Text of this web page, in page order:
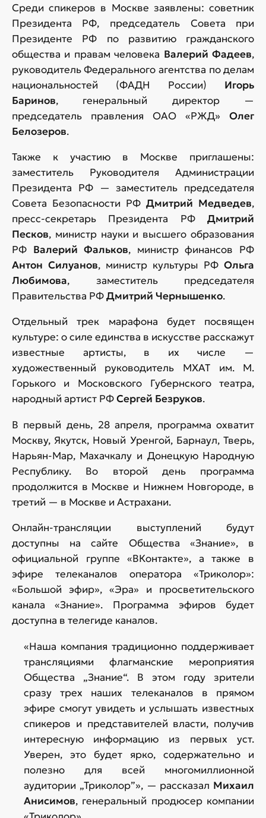
Среди спикеров в Москве заявлены: советник
Президента РФ, председатель Совета при
Президенте РФ по развитию гражданского
общества и правам человека Валерий Фадеев,
руководитель Федерального агентства по делам
национальностей (ФАДН России) Игорь
Баринов, генеральный директор —
председатель правления ОАО «РЖД»Олег
Белозеров.
Также к участию в Москве приглашены:
заместитель Руководителя Администрации
Президента РФ — заместитель председателя
Совета Безопасности РФДмитрий Медведев,
пресс-секретарь Президента РФДмитрий
Песков, министр науки и высшего образования
РФ Валерий Фальков, министр финансов РФ
Антон Силуанов, министр культуры РФОльга
Любимова, заместитель председателя
Правительства РФДмитрий Чернышенко.
Отдельный трек марафона будет посвящен
культуре: о силе единства в искусстве расскажут
известные артисты, в их числе —
художественный руководитель МХАТ им. М.
Горького и Московского Губернского театра,
народный артист РФСергей Безруков.
В первый день, 28 апреля, программа охватит
Москву, Якутск, Новый Уренгой, Барнаул, Тверь,
Нарьян-Мар, Махачкалу и Донецкую Народную
Республику. Во второй день программа
продолжится в Москве и Нижнем Новгороде, в
третий — в Москве и Астрахани.
Онлайн-трансляции выступлений будут
доступны на сайте Общества «Знание», в
официальной группе «ВКонтакте», а также в
эфире телеканалов оператора «Триколор»:
«Большой эфир», «Эра» и просветительского
канала «Знание». Программа эфиров будет
доступна в телегиде каналов.
«Наша компания традиционно поддерживает
трансляциями флагманские мероприятия
Общества „Знание“. В этом году зрители
сразу трех наших телеканалов в прямом
эфире смогут увидеть и услышать известных
спикеров и представителей власти, получив
интересную информацию из первых уст.
Уверен, это будет ярко, содержательно и
полезно для всей многомиллионной
аудитории „Триколор”», — рассказал Михаил
Анисимов, генеральный продюсер компании